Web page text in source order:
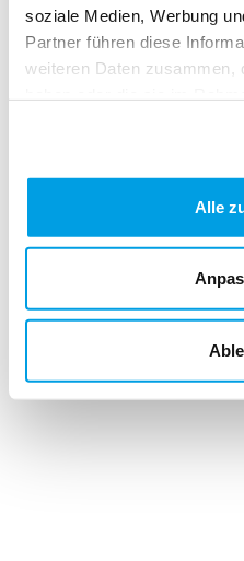
soziale Medien, Werbung
Partner führen diese
weiteren Daten zusammen,
Alle